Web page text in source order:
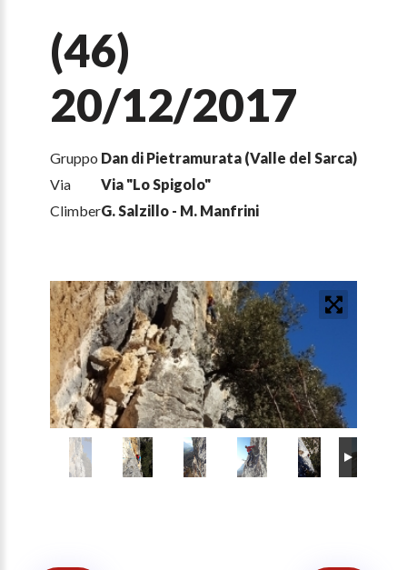
(46)
20/12/2017
Gruppo Dan di Pietramurata (Valle del Sarca)
Via
Via "Lo Spigolo"
ClimberG. Salzillo - M. Manfrini